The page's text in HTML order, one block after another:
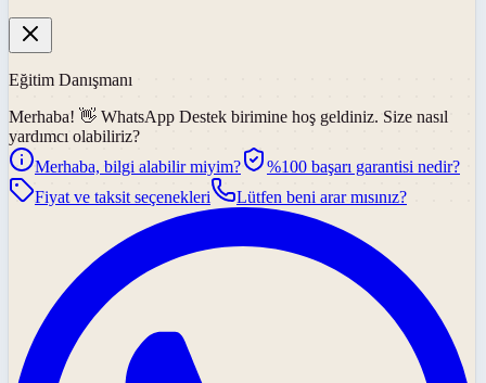
Eğitim Danışmanı
Merhaba! 👋 WhatsApp Destek birimine hoş geldiniz. Size nasıl
yardımcı olabiliriz?
Merhaba, bilgi alabilir miyim?
%100 başarı garantisi nedir?
Fiyat ve taksit seçenekleri
Lütfen beni arar mısınız?